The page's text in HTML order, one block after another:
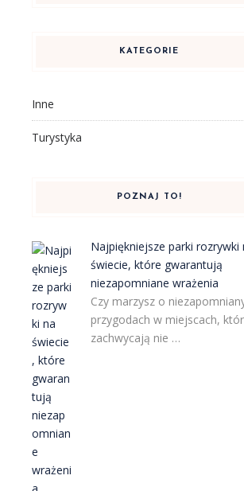
KATEGORIE
Inne
Turystyka
POZNAJ TO!
Najpiękniejsze parki rozrywki
świecie, które gwarantują
niezapomniane wrażenia
Czy marzysz o
przygodach w miejscach,
zachwycają nie …